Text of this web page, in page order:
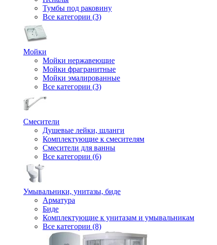
Тумбы под раковину
Все категории (3)
Мойки
Мойки нержавеющие
Мойки фрагранитные
Мойки эмалированные
Все категории (3)
Смесители
Душевые лейки, шланги
Комплектующие к смесителям
Смесители для ванны
Все категории (6)
Умывальники, унитазы, биде
Арматура
Биде
Комплектующие к унитазам и умывальникам
Все категории (8)